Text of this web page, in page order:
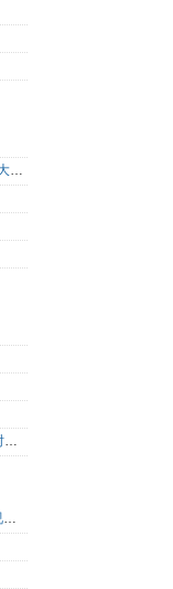
60年前美国军方的这个编程原则，造就了多少伟大的框架
IBM与红帽扩展Lightwell服务方案，构建适配AI时代开源生态的可信基础设施
MiniMax H3 视频模型登顶开源社区第一，定义视频模型领域“斩杀线”